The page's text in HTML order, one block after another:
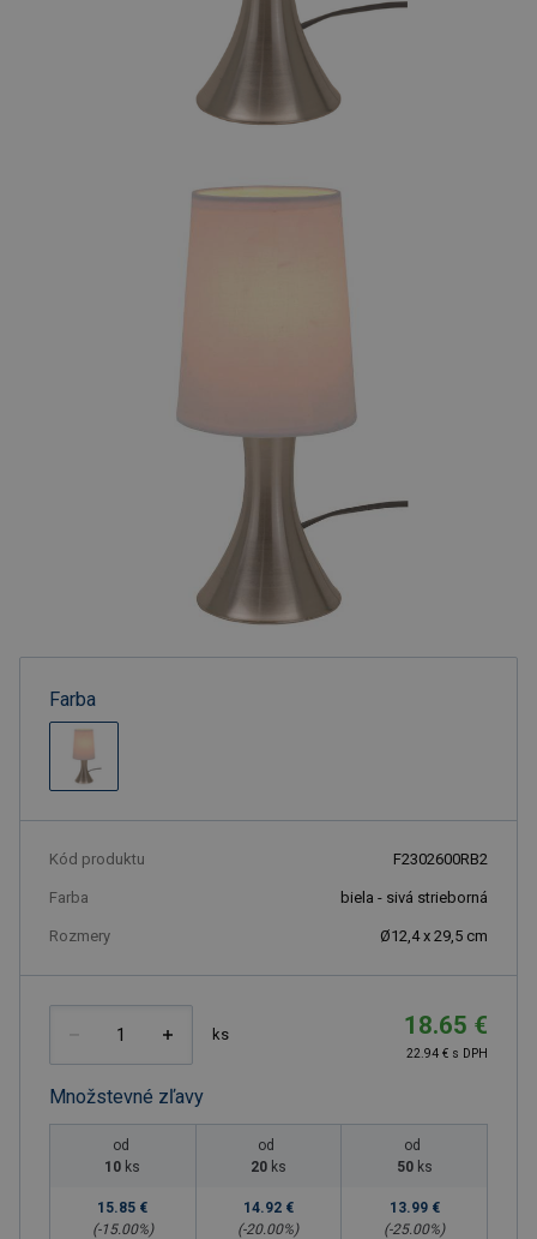
Farba
Kód produktu F2302600RB2
Farba biela - sivá strieborná
Rozmery Ø12,4 x 29,5 cm
ks 18.65 €
22.94 € s DPH
Množstevné zľavy
od
10 ks
15.85 €
(-15.00%)
od
20 ks
14.92 €
(-20.00%)
od
50 ks
13.99 €
(-25.00%)